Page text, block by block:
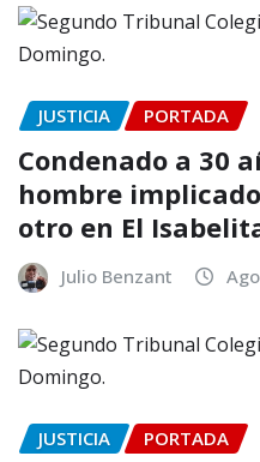
JUSTICIA PORTADA
Condenado a 30
hombre
otro en El
Julio Benzant
JUSTICIA PORTADA